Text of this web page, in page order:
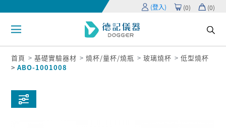
(登入) (0) (0)
首頁 基礎實驗器材 燒杯/量杯/燒瓶 玻璃燒杯
低型燒杯
ABO-1001008